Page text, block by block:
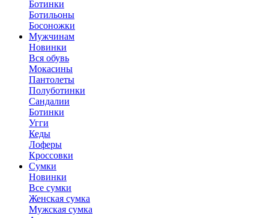
Ботинки
Ботильоны
Босоножки
Мужчинам
Новинки
Вся обувь
Мокасины
Пантолеты
Полуботинки
Сандалии
Ботинки
Угги
Кеды
Лоферы
Кроссовки
Сумки
Новинки
Все сумки
Женская сумка
Мужская сумка